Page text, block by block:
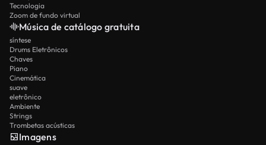
Tecnologia
Zoom de fundo virtual
Música de catálogo gratuita
síntese
Drums Eletrônicos
Chaves
Piano
Cinemática
suave
eletrônico
Ambiente
Strings
Trombetas acústicas
Imagens